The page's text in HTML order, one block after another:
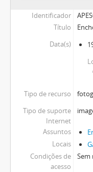
Identificador
Título
Data(s)
Tipo de recurso
Tipo de suporte
Internet
Assuntos
Locais
Condições de
acesso
Sem